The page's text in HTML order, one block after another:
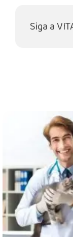
Siga a